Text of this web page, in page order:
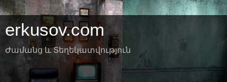
erkusov.com
Ժամանց և Տեղեկատվություն